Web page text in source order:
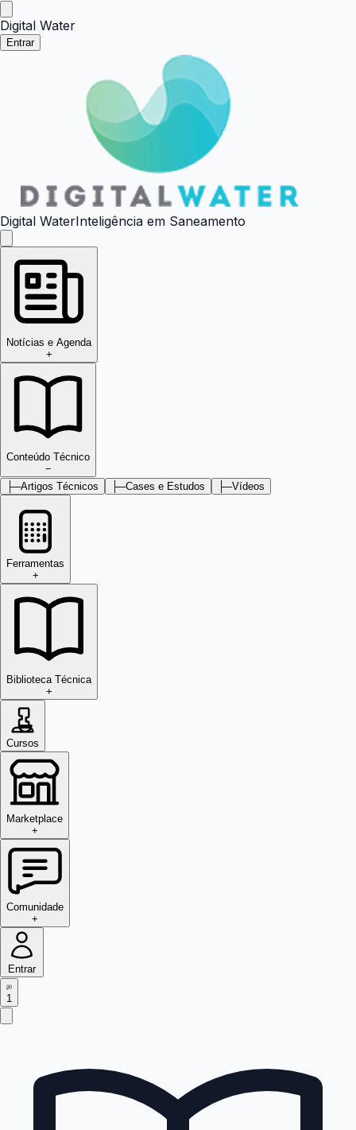
Digital Water
Entrar
Digital WaterInteligência em Saneamento
Notícias e Agenda
+
Conteúdo Técnico
−
├─Artigos Técnicos ├─Cases e Estudos ├─Vídeos
Ferramentas
+
Biblioteca Técnica
+
Cursos
Marketplace
+
Comunidade
+
Entrar
1